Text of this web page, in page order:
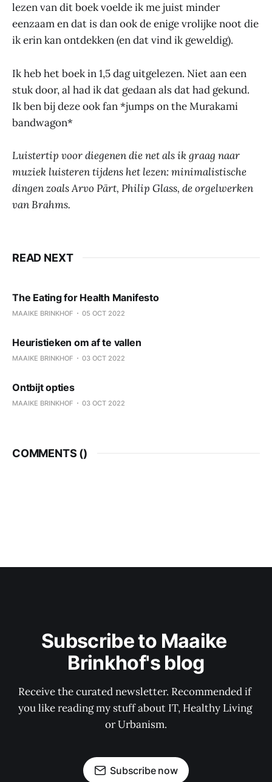
lezen van dit boek voelde ik me juist minder
eenzaam en dat is dan ook de enige vrolijke noot die
ik erin kan ontdekken (en dat vind ik geweldig).
Ik heb het boek in 1,5 dag uitgelezen. Niet aan een
stuk door, al had ik dat gedaan als dat had gekund.
Ik ben bij deze ook fan *jumps on the Murakami
bandwagon*
Luistertip voor diegenen die net als ik graag naar
muziek luisteren tijdens het lezen: minimalistische
dingen zoals Arvo Pärt, Philip Glass, de orgelwerken
van Brahms.
READ NEXT
The Eating for Health Manifesto
MAAIKE BRINKHOF 05 OCT 2022
Heuristieken om af te vallen
MAAIKE BRINKHOF 03 OCT 2022
Ontbijt opties
MAAIKE BRINKHOF 03 OCT 2022
COMMENTS ()
Subscribe to Maaike
Brinkhof's blog
Receive the curated newsletter. Recommended if
you like reading my stuff about IT, Healthy Living
or Urbanism.
Subscribe now